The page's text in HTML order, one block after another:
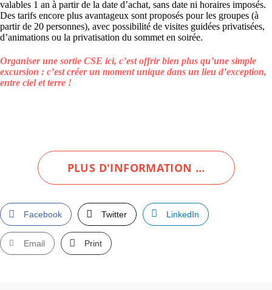
valables 1 an à partir de la date d’achat, sans date ni horaires imposés.
Des tarifs encore plus avantageux sont proposés pour les groupes (à
partir de 20 personnes), avec possibilité de visites guidées privatisées,
d’animations ou la privatisation du sommet en soirée.
Organiser une sortie CSE ici, c’est offrir bien plus qu’une simple
excursion : c’est créer un moment unique dans un lieu d’exception,
entre ciel et terre !
PLUS D'INFORMATION …
Facebook Twitter LinkedIn
Email Print